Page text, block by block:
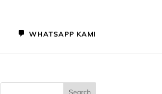
WHATSAPP KAMI